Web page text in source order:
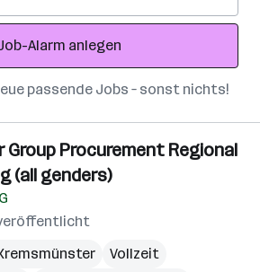
Alarm anlegen
passende Jobs – sonst nichts!
Group Procurement Regional
(all genders)
Vollzeit